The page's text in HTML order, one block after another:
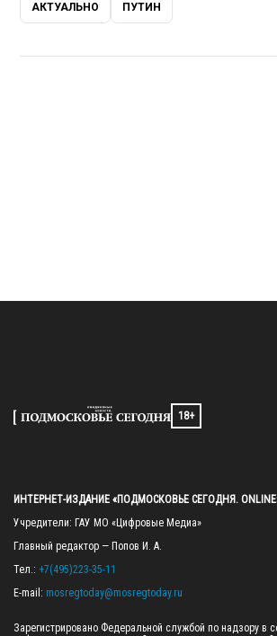
АКТУАЛЬНО ПУТИН
18+
ИНТЕРНЕТ-ИЗДАНИЕ «ПОДМОСКОВЬЕ СЕГОДНЯ.
Учредители: ГАУ МО «Цифровые Медиа»
Главный редактор — Попов И. А.
Тел.: +7(495)223-35-11
E-mail: mosregtoday@mosregtoday.ru
Зарегистрировано Федеральной службой по надзору в